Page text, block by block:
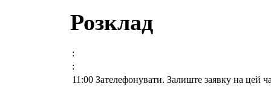
Розклад
:
:
11:00 Зателефонувати. Залиште заявку на цей